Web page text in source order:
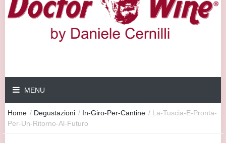
MENU
Home / Degustazioni / In-Giro-Per-Cantine / La-Tuscia-E-Pronta-
Per-Un-Ritorno-Al-Futuro